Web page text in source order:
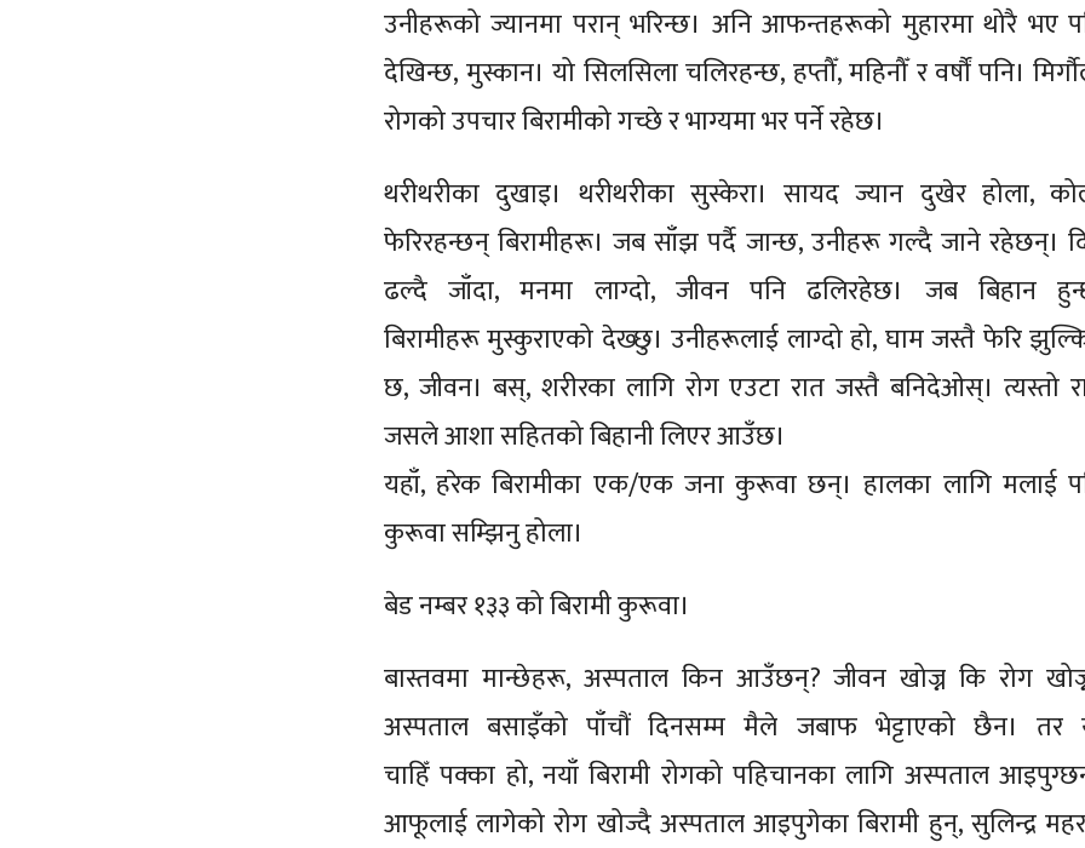
उनीहरूको ज्यानमा परान् भरिन्छ। अनि आफन्तहरूको मुहारमा थोरै भए
देखिन्छ, मुस्कान। यो सिलसिला चलिरहन्छ, हप्तौँ, महिनौँ र वर्षौं पनि।
रोगको उपचार बिरामीको गच्छे र भाग्यमा भर पर्ने रहेछ।
थरीथरीका दुखाइ। थरीथरीका सुस्केरा। सायद ज्यान दुखेर होला,
फेरिरहन्छन् बिरामीहरू। जब साँझ पर्दै जान्छ, उनीहरू गल्दै जाने रहेछन्।
ढल्दै जाँदा, मनमा लाग्दो, जीवन पनि ढलिरहेछ। जब बिहान
बिरामीहरू मुस्कुराएको देख्छु। उनीहरूलाई लाग्दो हो, घाम जस्तै फेरि
छ, जीवन। बस्, शरीरका लागि रोग एउटा रात जस्तै बनिदेओस्। त्यस्तो
जसले आशा सहितको बिहानी लिएर आउँछ।
यहाँ, हरेक बिरामीका एक/एक जना कुरूवा छन्। हालका लागि मलाई
कुरूवा सम्झिनु होला।
बेड नम्बर १३३ को बिरामी कुरूवा।
बास्तवमा मान्छेहरू, अस्पताल किन आउँछन्? जीवन खोज्न कि रोग
अस्पताल बसाइँको पाँचौं दिनसम्म मैले जबाफ भेट्टाएको छैन। तर
चाहिँ पक्का हो, नयाँ बिरामी रोगको पहिचानका लागि अस्पताल
आफूलाई लागेको रोग खोज्दै अस्पताल आइपुगेका बिरामी हुन्, सुलिन्द्र